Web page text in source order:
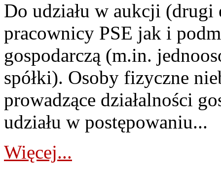
Do udziału w aukcji (drugi
pracownicy PSE jak i
gospodarczą (m.in.
spółki). Osoby fizyczne
prowadzące działalności
udziału w postępowaniu...
Więcej...